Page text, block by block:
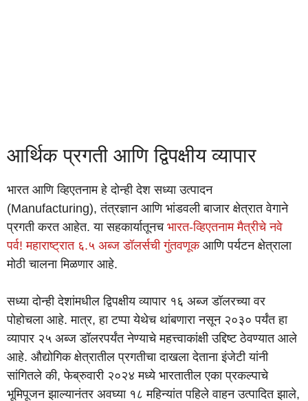
आर्थिक प्रगती आणि द्विपक्षीय व्यापार
भारत आणि व्हिएतनाम हे दोन्ही देश सध्या उत्पादन
(Manufacturing), तंत्रज्ञान आणि भांडवली बाजार क्षेत्रात वेगाने
प्रगती करत आहेत. या सहकार्यातूनच भारत-व्हिएतनाम मैत्रीचे नवे
पर्व! महाराष्ट्रात ६.५ अब्ज डॉलर्सची गुंतवणूकआणि पर्यटन क्षेत्राला
मोठी चालना मिळणार आहे.
सध्या दोन्ही देशांमधील द्विपक्षीय व्यापार १६ अब्ज डॉलरच्या वर
पोहोचला आहे. मात्र, हा टप्पा येथेच थांबणारा नसून २०३० पर्यंत हा
व्यापार २५ अब्ज डॉलरपर्यंत नेण्याचे महत्त्वाकांक्षी उद्दिष्ट ठेवण्यात आले
आहे. औद्योगिक क्षेत्रातील प्रगतीचा दाखला देताना इंजेटी यांनी
सांगितले की, फेब्रुवारी २०२४ मध्ये भारतातील एका प्रकल्पाचे
भूमिपूजन झाल्यानंतर अवघ्या १८ महिन्यांत पहिले वाहन उत्पादित झाले,